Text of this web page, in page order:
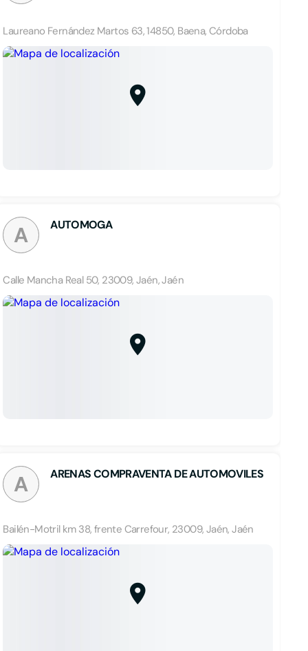
Laureano Fernández Martos 63, 14850, Baena, Córdoba
A AUTOMOGA
Calle Mancha Real 50, 23009, Jaén, Jaén
A ARENAS COMPRAVENTA DE AUTOMOVILES
Bailén-Motril km 38, frente Carrefour, 23009, Jaén, Jaén